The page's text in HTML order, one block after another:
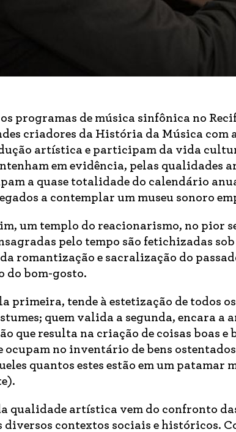
os programas de música sinfônica no
criadores da História da Música com
artística e participam da vida
em evidência, pelas qualidades
a quase totalidade do calendário
a contemplar um museu sonoro
um templo do reacionarismo, no pior
pelo tempo são fetichizadas
romantização e sacralização do
do bom-gosto.
primeira, tende à estetização de todos
quem valida a segunda, encara a
que resulta na criação de coisas boas e
ocupam no inventário de bens
quantos estes estão em um patamar
qualidade artística vem do confronto
diversos contextos sociais e históricos.